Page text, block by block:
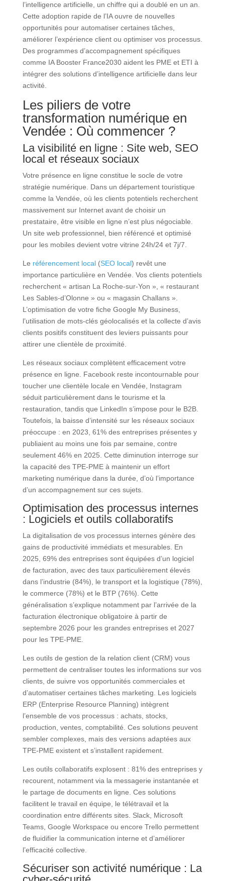
l’intelligence artificielle, un chiffre qui a doublé en un an.
Cette adoption rapide de l’IA ouvre de nouvelles
opportunités pour automatiser certaines tâches,
améliorer l’expérience client ou optimiser vos processus.
Des programmes d’accompagnement spécifiques
comme IA Booster France2030 aident les PME et ETI à
intégrer des solutions d’intelligence artificielle dans leur
activité.
Les piliers de votre
transformation numérique en
Vendée : Où commencer ?
La visibilité en ligne : Site web, SEO
local et réseaux sociaux
Votre présence en ligne constitue le socle de votre
stratégie numérique. Dans un département touristique
comme la Vendée, où les clients potentiels recherchent
massivement sur Internet avant de choisir un
prestataire, être visible en ligne n’est plus négociable.
Un site web professionnel, bien référencé et optimisé
pour les mobiles devient votre vitrine 24h/24 et 7j/7.
Le référencement local(SEO local) revêt une
importance particulière en Vendée. Vos clients potentiels
recherchent « artisan La Roche-sur-Yon », « restaurant
Les Sables-d’Olonne » ou « magasin Challans ».
L’optimisation de votre fiche Google My Business,
l’utilisation de mots-clés géolocalisés et la collecte d’avis
clients positifs constituent des leviers puissants pour
attirer une clientèle de proximité.
Les réseaux sociaux complètent efficacement votre
présence en ligne. Facebook reste incontournable pour
toucher une clientèle locale en Vendée, Instagram
séduit particulièrement dans le tourisme et la
restauration, tandis que LinkedIn s’impose pour le B2B.
Toutefois, la baisse d’intensité sur les réseaux sociaux
préoccupe : en 2023, 61% des entreprises présentes y
publiaient au moins une fois par semaine, contre
seulement 46% en 2025. Cette diminution interroge sur
la capacité des TPE-PME à maintenir un effort
marketing numérique dans la durée, d’où l’importance
d’un accompagnement sur ces sujets.
Optimisation des processus internes
: Logiciels et outils collaboratifs
La digitalisation de vos processus internes génère des
gains de productivité immédiats et mesurables. En
2025, 69% des entreprises sont équipées d’un logiciel
de facturation, avec des taux particulièrement élevés
dans l’industrie (84%), le transport et la logistique (78%),
le commerce (78%) et le BTP (76%). Cette
généralisation s’explique notamment par l’arrivée de la
facturation électronique obligatoire à partir de
septembre 2026 pour les grandes entreprises et 2027
pour les TPE-PME.
Les outils de gestion de la relation client (CRM) vous
permettent de centraliser toutes les informations sur vos
clients, de suivre vos opportunités commerciales et
d’automatiser certaines tâches marketing. Les logiciels
ERP (Enterprise Resource Planning) intègrent
l’ensemble de vos processus : achats, stocks,
production, ventes, comptabilité. Ces solutions peuvent
sembler complexes, mais des versions adaptées aux
TPE-PME existent et s’installent rapidement.
Les outils collaboratifs explosent : 81% des entreprises y
recourent, notamment via la messagerie instantanée et
le partage de documents en ligne. Ces solutions
facilitent le travail en équipe, le télétravail et la
coordination entre différents sites. Slack, Microsoft
Teams, Google Workspace ou encore Trello permettent
de fluidifier la communication interne et d’améliorer
l’efficacité collective.
Sécuriser son activité numérique : La